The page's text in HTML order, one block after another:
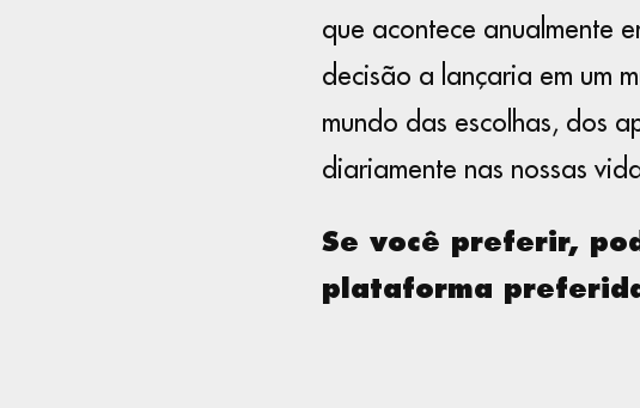
que acontece anualmente
decisão a lançaria em um
mundo das escolhas, dos
diariamente nas nossas
Se você preferir,
plataforma